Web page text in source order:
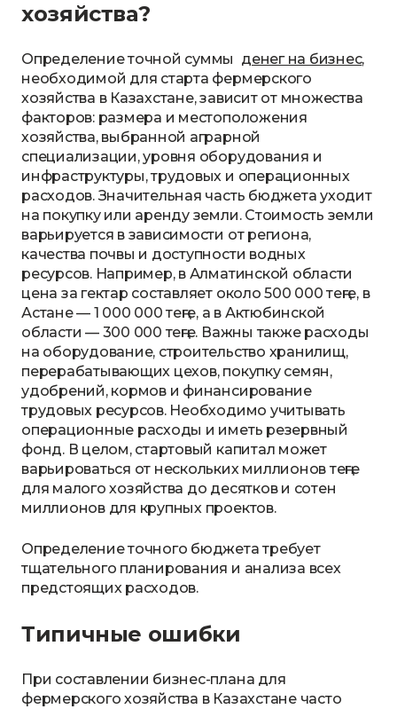
хозяйства?
Определение точной суммы денег на бизнес,
необходимой для старта фермерского
хозяйства в Казахстане, зависит от множества
факторов: размера и местоположения
хозяйства, выбранной аграрной
специализации, уровня оборудования и
инфраструктуры, трудовых и операционных
расходов. Значительная часть бюджета уходит
на покупку или аренду земли. Стоимость земли
варьируется в зависимости от региона,
качества почвы и доступности водных
ресурсов. Например, в Алматинской области
цена за гектар составляет около 500 000 теңге, в
Астане — 1 000 000 теңге, а в Актюбинской
области — 300 000 теңге. Важны также расходы
на оборудование, строительство хранилищ,
перерабатывающих цехов, покупку семян,
удобрений, кормов и финансирование
трудовых ресурсов. Необходимо учитывать
операционные расходы и иметь резервный
фонд. В целом, стартовый капитал может
варьироваться от нескольких миллионов теңге
для малого хозяйства до десятков и сотен
миллионов для крупных проектов.
Определение точного бюджета требует
тщательного планирования и анализа всех
предстоящих расходов.
Типичные ошибки
При составлении бизнес-плана для
фермерского хозяйства в Казахстане часто